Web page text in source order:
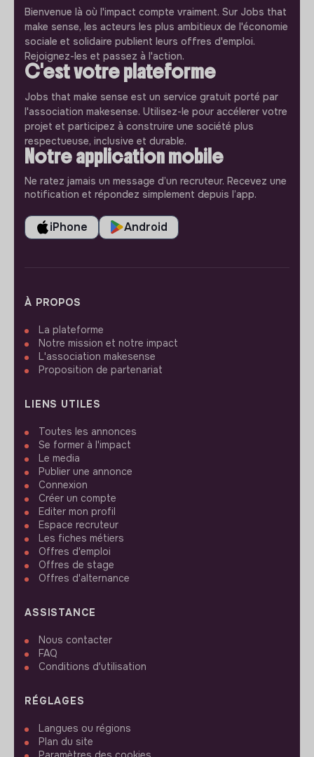
Bienvenue là où l'impact compte vraiment. Sur Jobs that
make sense, les acteurs les plus ambitieux de l'économie
sociale et solidaire publient leurs offres d'emploi.
Rejoignez-les et passez à l'action.
C'est votre plateforme
Jobs that make sense est un service gratuit porté par
l'association makesense. Utilisez-le pour accélerer votre
projet et participez à construire une société plus
respectueuse, inclusive et durable.
Notre application mobile
Ne ratez jamais un message d’un recruteur. Recevez une
notification et répondez simplement depuis l’app.
iPhone Android
À PROPOS
La plateforme
Notre mission et notre impact
L'association makesense
Proposition de partenariat
LIENS UTILES
Toutes les annonces
Se former à l'impact
Le media
Publier une annonce
Connexion
Créer un compte
Editer mon profil
Espace recruteur
Les fiches métiers
Offres d'emploi
Offres de stage
Offres d'alternance
ASSISTANCE
Nous contacter
FAQ
Conditions d'utilisation
RÉGLAGES
Langues ou régions
Plan du site